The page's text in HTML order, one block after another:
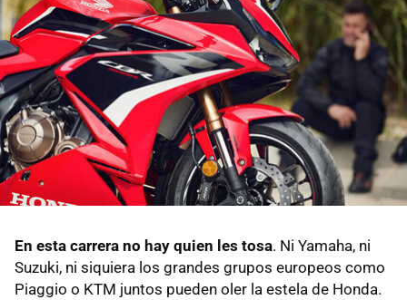
En esta carrera no hay quien les tosa. Ni Yamaha, ni
Suzuki, ni siquiera los grandes grupos europeos como
Piaggio o KTM juntos pueden oler la estela de Honda.